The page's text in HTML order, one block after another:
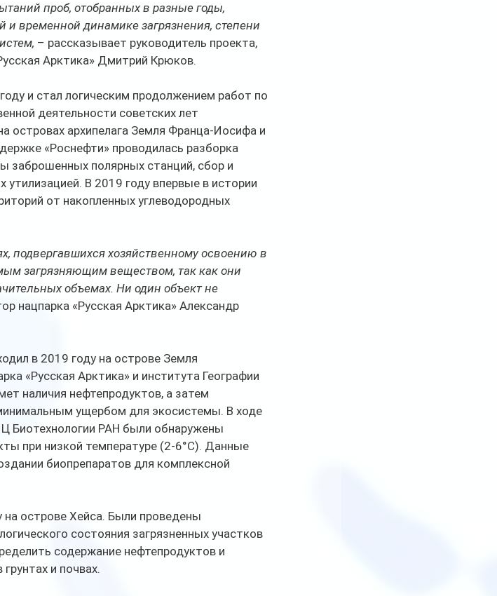
проб, отобранных в разные годы,
и временной динамике загрязнения, степени
– рассказывает руководитель проекта,
Арктика» Дмитрий Крюков.
и стал логическим продолжением работ по
деятельности советских лет
островах архипелага Земля Франца-Иосифа и
«Роснефти» проводилась разборка
заброшенных полярных станций, сбор и
В 2019 году впервые в истории
от накопленных углеводородных
подвергавшихся хозяйственному освоению в
загрязняющим веществом, так как они
объемах. Ни один объект не
нацпарка «Русская Арктика» Александр
в 2019 году на острове Земля
«Русская Арктика» и института Географии
наличия нефтепродуктов, а затем
ущербом для экосистемы. В ходе
Биотехнологии РАН были обнаружены
при низкой температуре (2-6°С). Данные
биопрепаратов для комплексной
состояния загрязненных участков
содержание нефтепродуктов и
и почвах.